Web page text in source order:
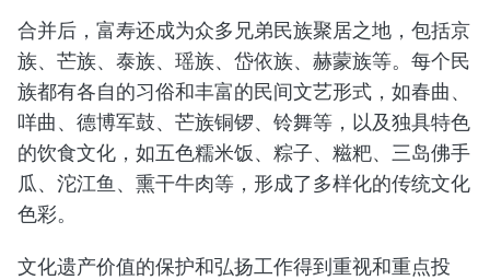
合并后，富寿还成为众多兄弟民族聚居之地，包括京
族、芒族、泰族、瑶族、岱依族、赫蒙族等。每个民
族都有各自的习俗和丰富的民间文艺形式，如春曲、
咩曲、德博军鼓、芒族铜锣、铃舞等，以及独具特色
的饮食文化，如五色糯米饭、粽子、糍粑、三岛佛手
瓜、沱江鱼、熏干牛肉等，形成了多样化的传统文化
色彩。
文化遗产价值的保护和弘扬工作得到重视和重点投